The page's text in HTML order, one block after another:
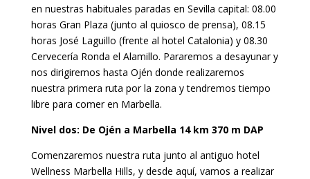
en nuestras habituales paradas en Sevilla capital: 08.00
horas Gran Plaza (junto al quiosco de prensa), 08.15
horas José Laguillo (frente al hotel Catalonia) y 08.30
Cervecería Ronda el Alamillo. Pararemos a desayunar y
nos dirigiremos hasta Ojén donde realizaremos
nuestra primera ruta por la zona y tendremos tiempo
libre para comer en Marbella.
Nivel dos: De Ojén a Marbella 14 km 370 m DAP
Comenzaremos nuestra ruta junto al antiguo hotel
Wellness Marbella Hills, y desde aquí, vamos a realizar